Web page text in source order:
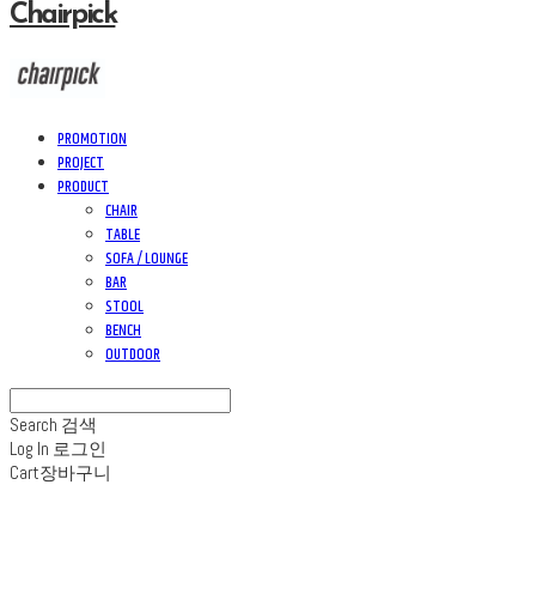
Chairpick
PROMOTION
PROJECT
PRODUCT
CHAIR
TABLE
SOFA / LOUNGE
BAR
STOOL
BENCH
OUTDOOR
Search 검색
Log In 로그인
Cart장바구니